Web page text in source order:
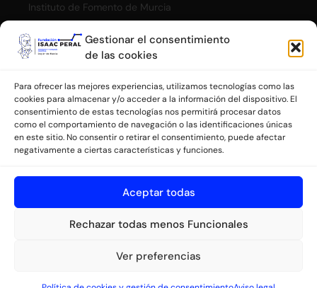
Gestionar el consentimiento
de las cookies
Para ofrecer las mejores experiencias, utilizamos tecnologías como las
cookies para almacenar y/o acceder a la información del dispositivo. El
consentimiento de estas tecnologías nos permitirá procesar datos
como el comportamiento de navegación o las identificaciones únicas
en este sitio. No consentir o retirar el consentimiento, puede afectar
negativamente a ciertas características y funciones.
Aceptar todas
Rechazar todas menos Funcionales
Ver preferencias
Instituto de Fomento de Murcia
Privacidad
Aviso legal
Política de cookies y gestión de consentimiento
Colaboran